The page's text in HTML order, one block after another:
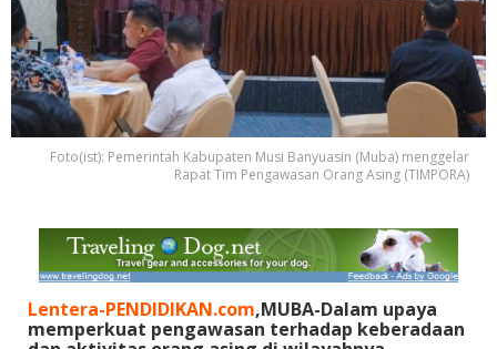
Foto(ist): Pemerintah Kabupaten Musi Banyuasin (Muba) menggelar
Rapat Tim Pengawasan Orang Asing (TIMPORA)
Lentera-PENDIDIKAN.com,MUBA-Dalam upaya
memperkuat pengawasan terhadap keberadaan